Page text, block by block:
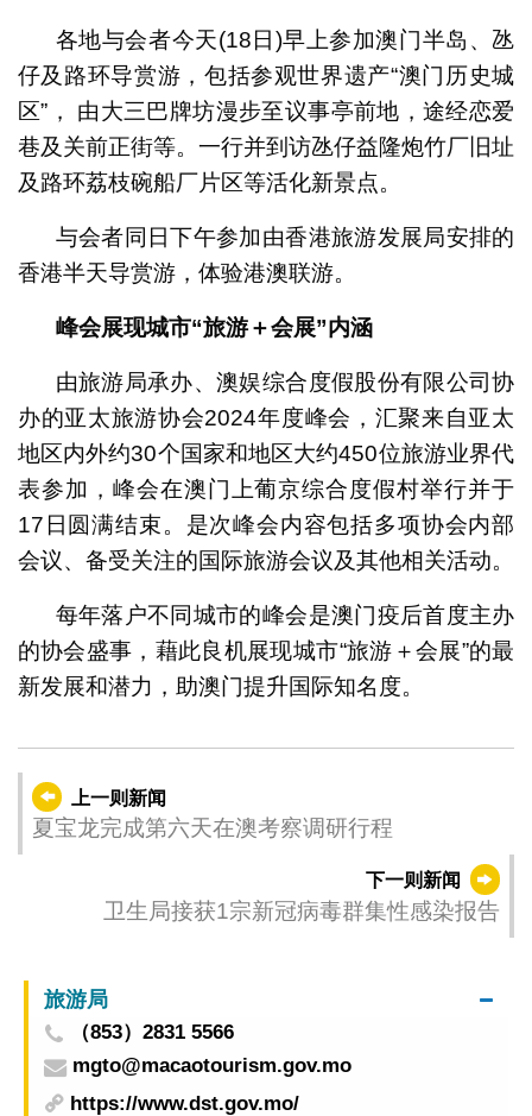
各地与会者今天(18日)早上参加澳门半岛、氹
仔及路环导赏游，包括参观世界遗产“澳门历史城
区”， 由大三巴牌坊漫步至议事亭前地，途经恋爱
巷及关前正街等。一行并到访氹仔益隆炮竹厂旧址
及路环荔枝碗船厂片区等活化新景点。
与会者同日下午参加由香港旅游发展局安排的
香港半天导赏游，体验港澳联游。
峰会展现城市“旅游＋会展”内涵
由旅游局承办、澳娱综合度假股份有限公司协
办的亚太旅游协会2024年度峰会，汇聚来自亚太
地区内外约30个国家和地区大约450位旅游业界代
表参加，峰会在澳门上葡京综合度假村举行并于
17日圆满结束。是次峰会内容包括多项协会内部
会议、备受关注的国际旅游会议及其他相关活动。
每年落户不同城市的峰会是澳门疫后首度主办
的协会盛事，藉此良机展现城市“旅游＋会展”的最
新发展和潜力，助澳门提升国际知名度。
上一则新闻
夏宝龙完成第六天在澳考察调研行程
下一则新闻
卫生局接获1宗新冠病毒群集性感染报告
旅游局
（853）2831 5566
mgto@macaotourism.gov.mo
https://www.dst.gov.mo/